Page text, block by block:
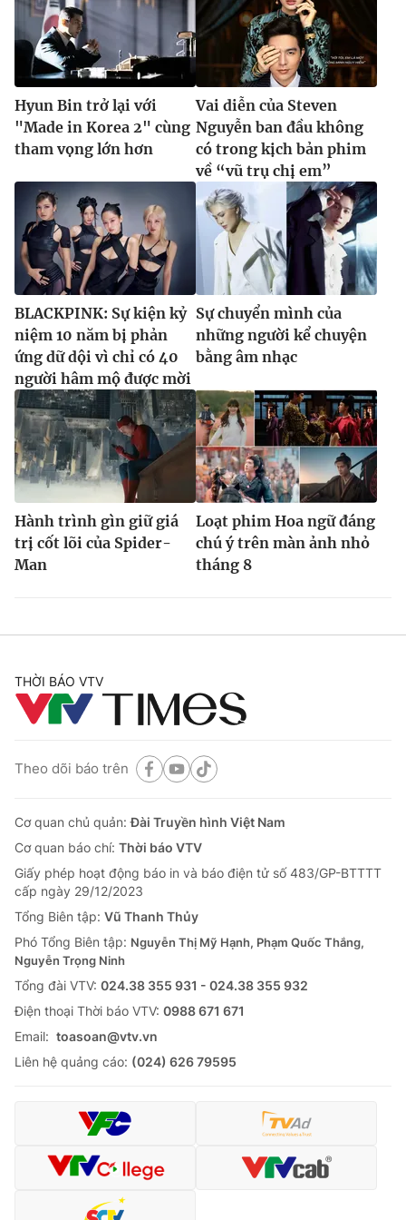
Hyun Bin trở lại với
"Made in Korea 2" cùng
tham vọng lớn hơn
Vai diễn của Steven
Nguyễn ban đầu không
có trong kịch bản phim
về “vũ trụ chị em”
BLACKPINK: Sự kiện kỷ
niệm 10 năm bị phản
ứng dữ dội vì chỉ có 40
người hâm mộ được mời
Sự chuyển mình của
những người kể chuyện
bằng âm nhạc
Hành trình gìn giữ giá
trị cốt lõi của Spider-
Man
Loạt phim Hoa ngữ đáng
chú ý trên màn ảnh nhỏ
tháng 8
THỜI BÁO VTV
Theo dõi báo trên
Cơ quan chủ quản:Đài Truyền hình Việt Nam
Cơ quan báo chí: Thời báo VTV
Giấy phép hoạt động báo in và báo điện tử số 483/GP-BTTTT
cấp ngày 29/12/2023
Tổng Biên tập: Vũ Thanh Thủy
Phó Tổng Biên tập: Nguyễn Thị Mỹ Hạnh, Phạm Quốc Thắng,
Nguyễn Trọng Ninh
Tổng đài VTV: 024.38 355 931 - 024.38 355 932
Ðiện thoại Thời báo VTV: 0988 671 671
Email: toasoan@vtv.vn
Liên hệ quảng cáo: (024) 626 79595